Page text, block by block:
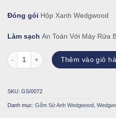
Đóng gói Hộp Xanh Wedgwood
Làm sạch An Toàn Với Máy Rửa
Bát Arris 20cm số lượngThêm vào giỏ
SKU: GS/0072
Danh mục: Gốm Sứ Anh Wedgwood